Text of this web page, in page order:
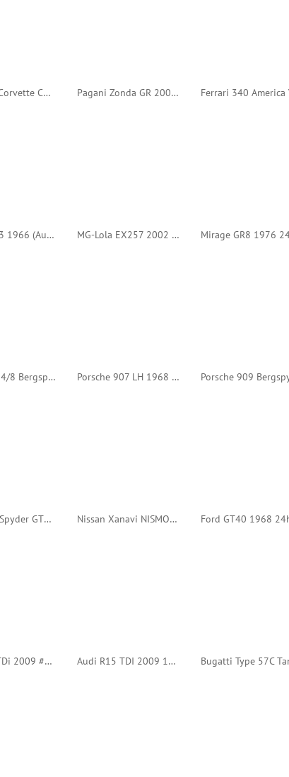
Chevrolet Corvette C6.R 2006 24h Spa #34 (IXO) Pagani Zonda GR 2004 24h Le Mans #60 (Spark)
Jaguar XJ13 1966 (AutoArt) MG-Lola EX257 2002 12h Sebring #11 (Spark)
Porsche 904/8 Bergspyder 1965 Norisring #2 (Norev PM) Porsche 907 LH 1968 24h Daytona #54 (Spark)
Spyker C8 Spyder GT2R 2006 24h Le Mans #85 (Spark) Nissan Xanavi NISMO GT-R 2008 SuperGT #23 (Ebbro)
Audi R15 TDi 2009 #1 Presentation (IXO) Audi R15 TDI 2009 12h Sebring #2 (IXO)